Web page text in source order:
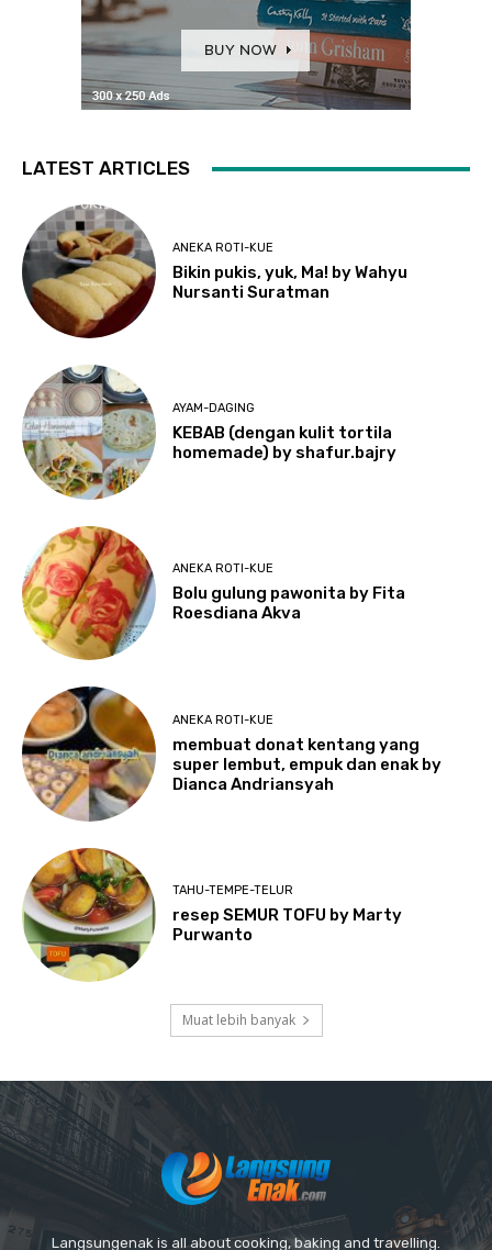
LATEST ARTICLES
ANEKA ROTI-KUE
Bikin pukis, yuk, Ma! by Wahyu
Nursanti Suratman
AYAM-DAGING
KEBAB (dengan kulit tortila
homemade) by shafur.bajry
ANEKA ROTI-KUE
Bolu gulung pawonita by Fita
Roesdiana Akva
ANEKA ROTI-KUE
membuat donat kentang yang
super lembut, empuk dan enak by
Dianca Andriansyah
TAHU-TEMPE-TELUR
resep SEMUR TOFU by Marty
Purwanto
Muat lebih banyak
Langsungenak is all about cooking, baking and travelling.